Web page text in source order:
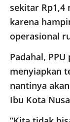
sekitar Rp1,4
karena
operasional
Padahal,
menyiapkan
nantinya
Ibu Kota